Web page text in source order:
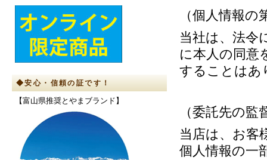
◆安心・信頼の証です！
【富山県推奨とやまブランド】
（個人情報の
当社は、法令
に本人の同意
することはあ
（委託先の監
当店は、お客
個人情報の一